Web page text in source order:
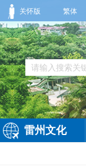
局部有雷阵雨，偏西风
关怀版 繁体
雷州文化